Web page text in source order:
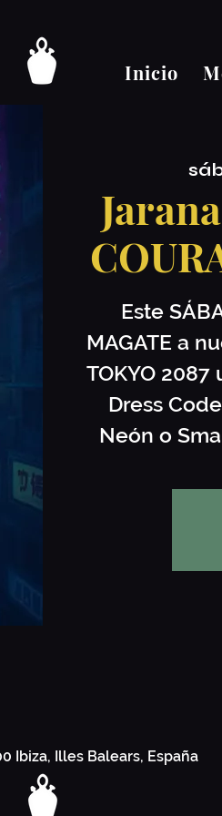
Inicio
Este
MAGATE a
TOKYO
Dress
Neón o
Ibiza, Illes Balears, España